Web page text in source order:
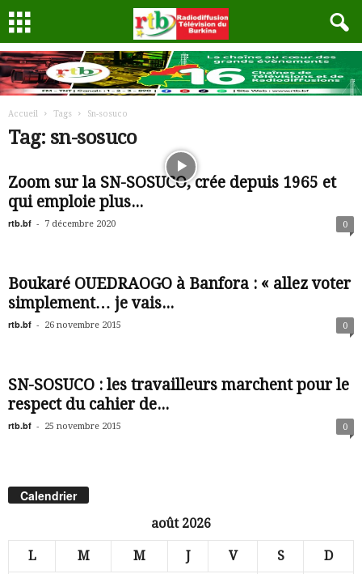
Accueil Tags Sn-sosuco
Tag: sn-sosuco
Zoom sur la SN-SOSUCO, crée depuis 1965 et
qui emploie plus...
rtb.bf - 7 décembre 2020 0
Boukaré OUEDRAOGO à Banfora : « allez voter
simplement… je vais...
rtb.bf - 26 novembre 2015 0
SN-SOSUCO : les travailleurs marchent pour le
respect du cahier de...
rtb.bf - 25 novembre 2015 0
Calendrier
août 2026
L M M J V S D